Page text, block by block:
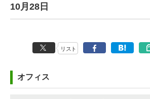
10月28日
リスト
オフィス